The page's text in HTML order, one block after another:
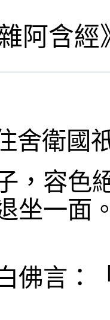
阿含經
舍衛國
，容色
坐一面
佛言：